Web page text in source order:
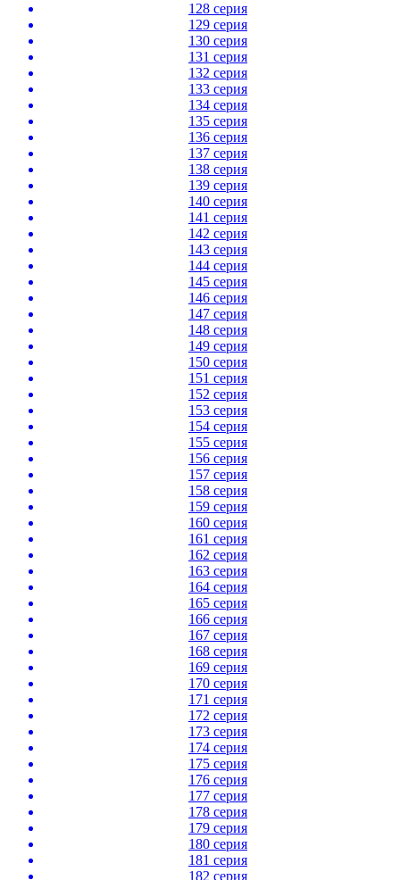
128 серия
129 серия
130 серия
131 серия
132 серия
133 серия
134 серия
135 серия
136 серия
137 серия
138 серия
139 серия
140 серия
141 серия
142 серия
143 серия
144 серия
145 серия
146 серия
147 серия
148 серия
149 серия
150 серия
151 серия
152 серия
153 серия
154 серия
155 серия
156 серия
157 серия
158 серия
159 серия
160 серия
161 серия
162 серия
163 серия
164 серия
165 серия
166 серия
167 серия
168 серия
169 серия
170 серия
171 серия
172 серия
173 серия
174 серия
175 серия
176 серия
177 серия
178 серия
179 серия
180 серия
181 серия
182 серия